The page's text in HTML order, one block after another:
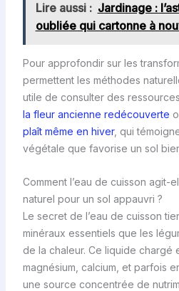
Lire aussi : Jardinage :
oubliée qui cartonne à
Pour approfondir sur les
permettent les méthodes
utile de consulter des
la fleur ancienne redécouverte
plaît même en hiver, qui
végétale que favorise un sol
Comment l’eau de cuisson agit-
naturel pour un sol appauvri ?
Le secret de l’eau de cuisson
minéraux essentiels que les
de la chaleur. Ce liquide chargé
magnésium, calcium, et parfois
une source concentrée de